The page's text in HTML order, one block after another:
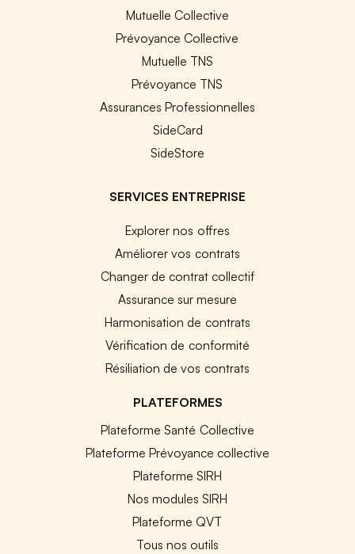
Mutuelle Collective
Prévoyance Collective
Mutuelle TNS
Prévoyance TNS
Assurances Professionnelles
SideCard
SideStore
SERVICES ENTREPRISE
Explorer nos offres
Améliorer vos contrats
Changer de contrat collectif
Assurance sur mesure
Harmonisation de contrats
Vérification de conformité
Résiliation de vos contrats
PLATEFORMES
Plateforme Santé Collective
Plateforme Prévoyance collective
Plateforme SIRH
Nos modules SIRH
Plateforme QVT
Tous nos outils